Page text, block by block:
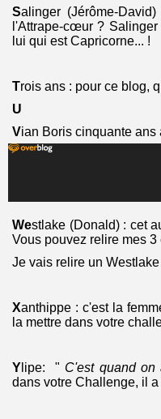
Salinger (Jérôme-
l'Attrape-cœur ?
lui qui est Capricorne... !
Trois ans : pour ce blog,
U
Vian Boris cinquante ans
Westlake (Donald) : cet
Vous pouvez relire mes
Je vais relire un
Xanthippe : c'est la
la mettre dans votre
Y lipe: " C'est quand on
dans votre Challenge, il